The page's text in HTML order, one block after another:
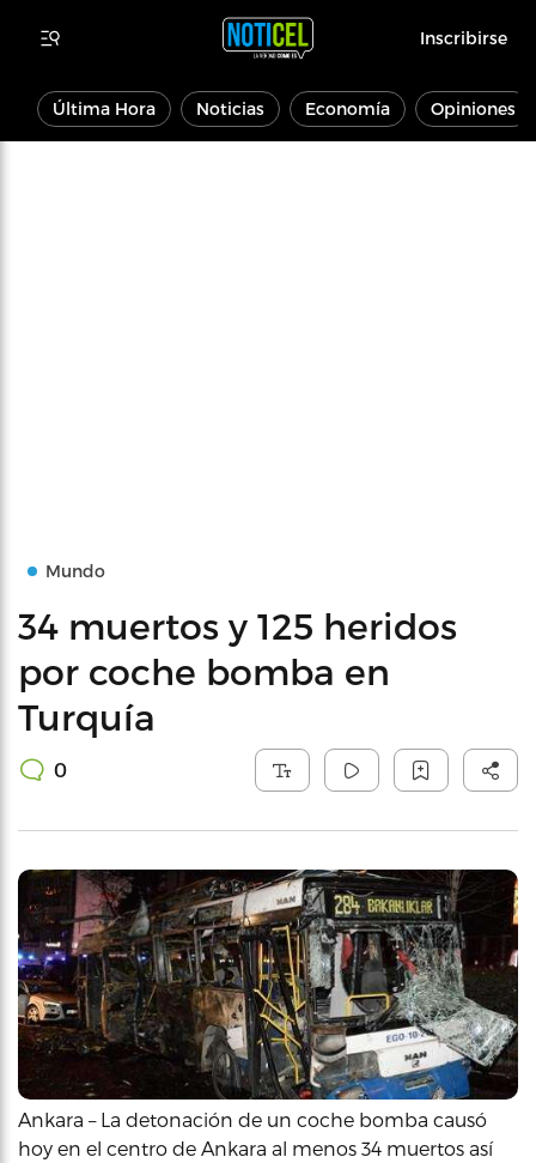
Inscribirse
Última Hora Noticias Economía Opiniones
Mundo
34 muertos y 125 heridos
por coche bomba en
Turquía
0
Ankara – La detonación de un coche bomba causó
hoy en el centro de Ankara al menos 34 muertos así